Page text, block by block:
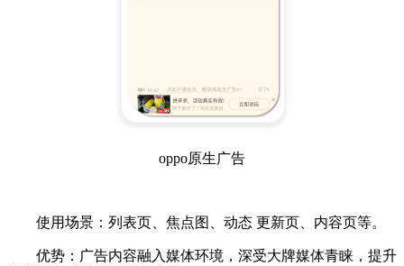
oppo原生广告
使用场景：列表页、焦点图、动态 更新页、内容页等。
优势：广告内容融入媒体环境，深受大牌媒体青睐，提升